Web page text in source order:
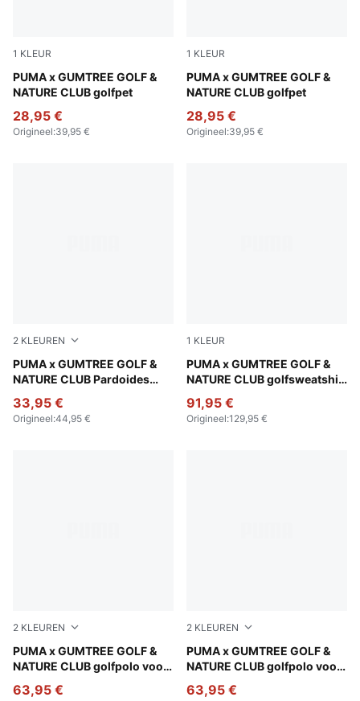
1 KLEUR
PUMA x GUMTREE GOLF &
NATURE CLUB golfpet
Warm White-Fudge
28,95 €
Origineel:39,95 €
1 KLEUR
PUMA x GUMTREE GOLF &
NATURE CLUB golfpet
Sandstone
28,95 €
Origineel:39,95 €
2 KLEUREN
PUMA x GUMTREE GOLF &
NATURE CLUB Pardoides
Dark Sage
33,95 €
Origineel:44,95 €
1 KLEUR
PUMA x GUMTREE GOLF &
NATURE CLUB golfsweatshirt
Warm White Heather
91,95 €
Origineel:129,95 €
2 KLEUREN
PUMA x GUMTREE GOLF &
NATURE CLUB golfpolo voor
Sandstone
63,95 €
2 KLEUREN
PUMA x GUMTREE GOLF &
NATURE CLUB golfpolo voor
Flat Dark Gray
63,95 €